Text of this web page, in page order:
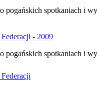
pogańskich spotkaniach i
Federacji - 2009
pogańskich spotkaniach i
Federacji